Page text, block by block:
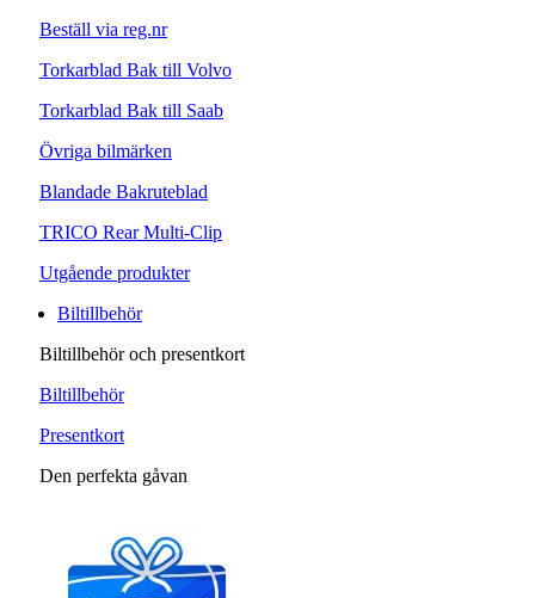
Beställ via reg.nr
Torkarblad Bak till Volvo
Torkarblad Bak till Saab
Övriga bilmärken
Blandade Bakruteblad
TRICO Rear Multi-Clip
Utgående produkter
Biltillbehör
Biltillbehör och presentkort
Biltillbehör
Presentkort
Den perfekta gåvan